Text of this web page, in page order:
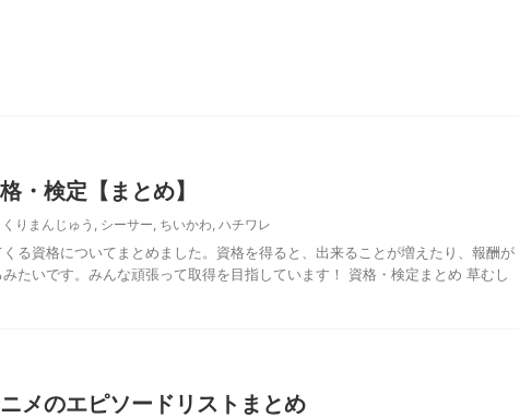
・検定【まとめ】
くりまんじゅう , シーサー, ちいかわ, ハチワレ
る資格についてまとめました。資格を得ると、出来ることが増えたり、報酬が
たいです。みんな頑張って取得を目指しています！ 資格・検定まとめ 草むし
ニメのエピソードリストまとめ